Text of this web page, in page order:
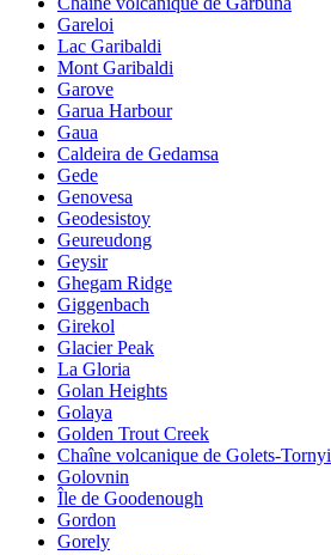
Gareloi
Lac Garibaldi
Mont Garibaldi
Garove
Garua Harbour
Gaua
Caldeira de Gedamsa
Gede
Genovesa
Geodesistoy
Geureudong
Geysir
Ghegam Ridge
Giggenbach
Girekol
Glacier Peak
La Gloria
Golan Heights
Golaya
Golden Trout Creek
Chaîne volcanique de Golets-Tornyi
Golovnin
Île de Goodenough
Gordon
Gorely